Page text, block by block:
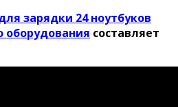
зарядки 24 ноутбуков
оборудования составляет